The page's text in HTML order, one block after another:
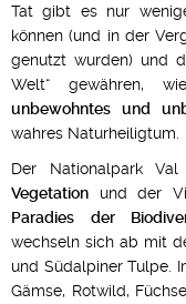
Tat gibt es nur
können (und in der
genutzt wurden) und
Welt“ gewähren,
unbewohntes und
wahres Naturheiligtum.
Der Nationalpark
Vegetation und der
Paradies der
wechseln sich ab mit
und Südalpiner Tulpe.
Gämse, Rotwild,